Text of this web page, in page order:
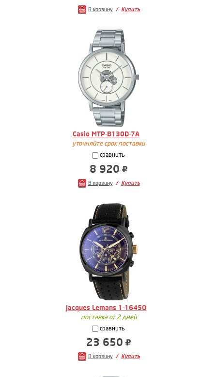
В корзину Купить
Casio MTP-B130D-7A
уточняйте срок поставки
сравнить
8 920
В корзину Купить
Jacques Lemans 1-1645O
поставка от 2 дней
сравнить
23 650
В корзину Купить